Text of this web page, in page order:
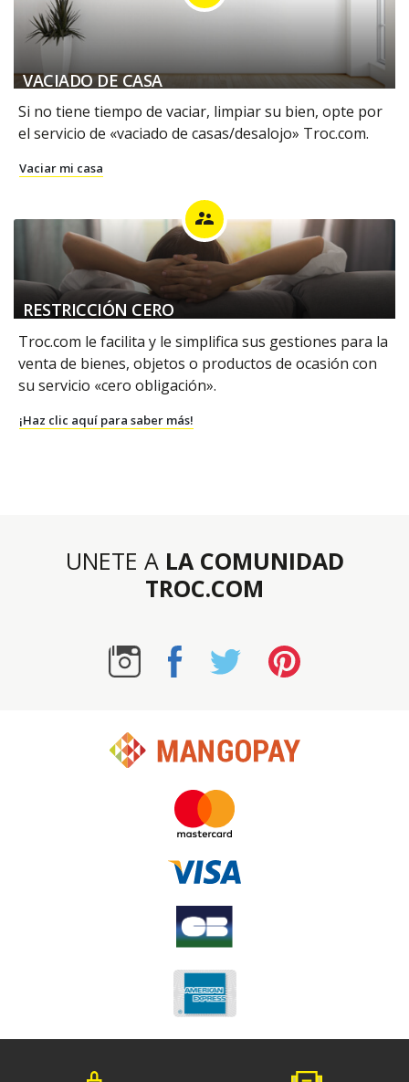
VACIADO DE CASA
Si no tiene tiempo de vaciar, limpiar su bien, opte por
el servicio de «vaciado de casas/desalojo» Troc.com.
Vaciar mi casa
supervisor_account
RESTRICCIÓN CERO
Troc.com le facilita y le simplifica sus gestiones para la
venta de bienes, objetos o productos de ocasión con
su servicio «cero obligación».
¡Haz clic aquí para saber más!
UNETE A LA COMUNIDAD
TROC.COM